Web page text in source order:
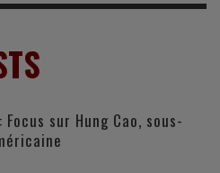
sur Hung Cao, sous-